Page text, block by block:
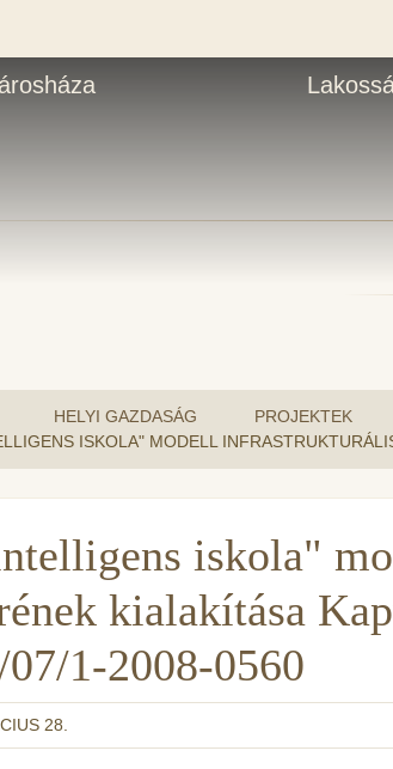
HELYI GAZDASÁG PROJEKTEK
ISKOLA" MODELL
iskola"
kialakítása
07/1-2008-0560
28.